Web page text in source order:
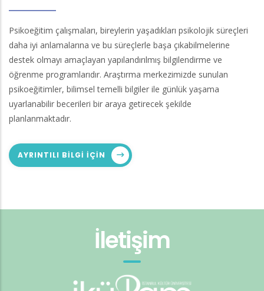
Psikoeğitim çalışmaları, bireylerin yaşadıkları psikolojik süreçleri
daha iyi anlamalarına ve bu süreçlerle başa çıkabilmelerine
destek olmayı amaçlayan yapılandırılmış bilgilendirme ve
öğrenme programlarıdır. Araştırma merkezimizde sunulan
psikoeğitimler, bilimsel temelli bilgiler ile günlük yaşama
uyarlanabilir becerileri bir araya getirecek şekilde
planlanmaktadır.
AYRINTILI BILGI IÇIN
İletişim